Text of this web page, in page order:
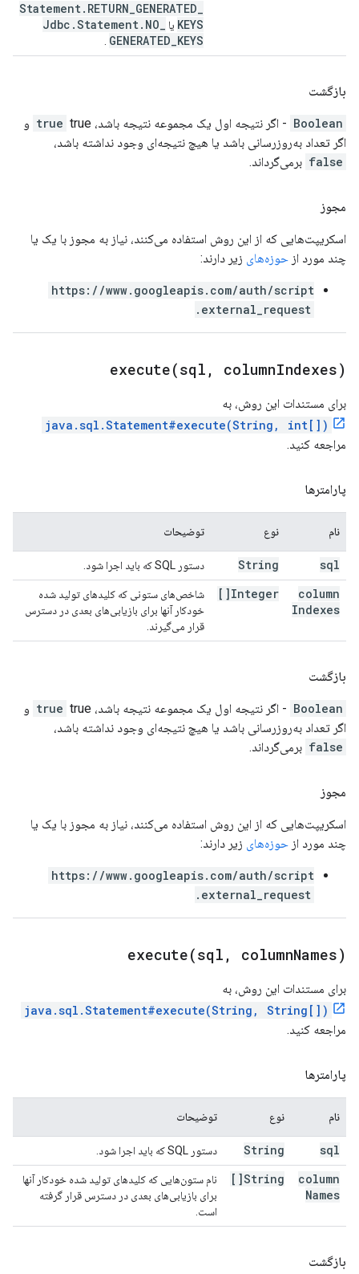
Statement. RETURN GENERATED
KEYS یا Jdbc .Statement. NO
GENERATED KEYS
بازگشت
Boolean - اگر نتیجه اول یک مجموعه نتیجه باشد، true true و
اگر تعداد به‌روزرسانی باشد یا هیچ نتیجه‌ای وجود نداشته باشد،
false برمی‌گرداند.
مجوز
اسکریپت‌هایی که از این روش استفاده می‌کنند، نیاز به مجوز با یک یا
چند مورد از حوزه‌های زیر دارند:
https://www.googleapis.com/auth/script
.external_request
execute(sql , columnIndexes)
برای مستندات این روش، به
java.sql.Statement#execute(String, int[])
مراجعه کنید.
پارامترها
نام نوع توضیحات
sql
String دستور SQL که باید اجرا شود.
column
Indexes
Integer[]
شاخص‌های ستونی که کلیدهای تولید شده
خودکار آنها برای بازیابی‌های بعدی در دسترس
قرار می‌گیرند.
بازگشت
Boolean - اگر نتیجه اول یک مجموعه نتیجه باشد، true true و
اگر تعداد به‌روزرسانی باشد یا هیچ نتیجه‌ای وجود نداشته باشد،
false برمی‌گرداند.
مجوز
اسکریپت‌هایی که از این روش استفاده می‌کنند، نیاز به مجوز با یک یا
چند مورد از حوزه‌های زیر دارند:
https://www.googleapis.com/auth/script
.external_request
execute(sql , columnNames)
برای مستندات این روش، به
java.sql.Statement#execute(String, String[])
مراجعه کنید.
پارامترها
نام نوع توضیحات
sql
String دستور SQL که باید اجرا شود.
column
Names
String[]
نام ستون‌هایی که کلیدهای تولید شده خودکار آنها
برای بازیابی‌های بعدی در دسترس قرار گرفته
است.
بازگشت